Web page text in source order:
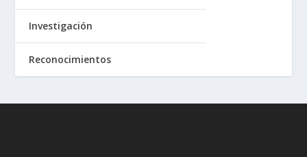
Investigación
Reconocimientos